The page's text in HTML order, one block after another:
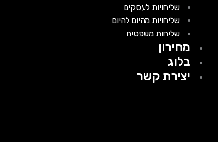
שליחויות לעסקים
שליחויות מהיום להיום
שליחות משפטית
מחירון
בלוג
יצירת קשר